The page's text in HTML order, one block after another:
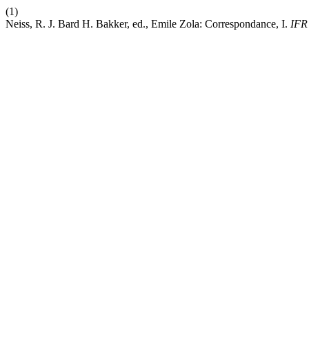
(1)
Neiss, R. J. Bard H. Bakker, ed., Emile Zola: Correspondance, I. IFR